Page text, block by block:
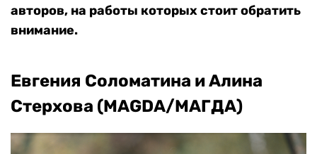
авторов, на работы которых стоит обратить
внимание.
Евгения Соломатина и Алина
Стерхова (MAGDA/МАГДА)